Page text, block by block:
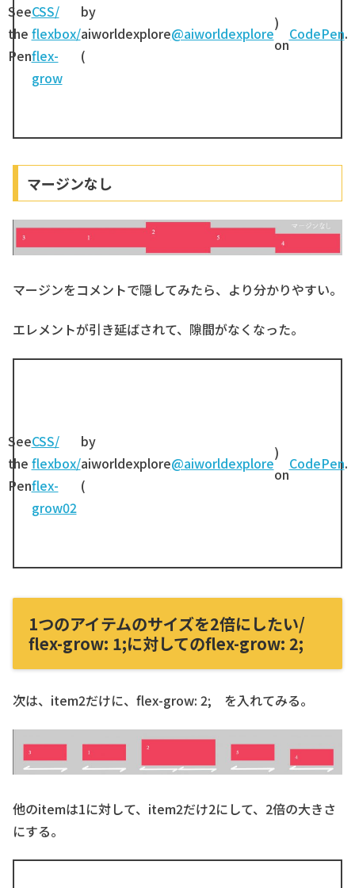
See
the
Pen
CSS/
flexbox/
flex-
grow
by
aiworldexplore
(
@aiworldexplore
)
on
CodePen.
マージンなし
マージンをコメントで隠してみたら、より分かりやすい。
エレメントが引き延ばされて、隙間がなくなった。
See
the
Pen
CSS/
flexbox/
flex-
grow02
by
aiworldexplore
(
@aiworldexplore
)
on
CodePen.
1つのアイテムのサイズを2倍にしたい/
flex-grow: 1;に対してのflex-grow: 2;
次は、item2だけに、flex-grow: 2; を入れてみる。
他のitemは1に対して、item2だけ2にして、2倍の大きさ
にする。